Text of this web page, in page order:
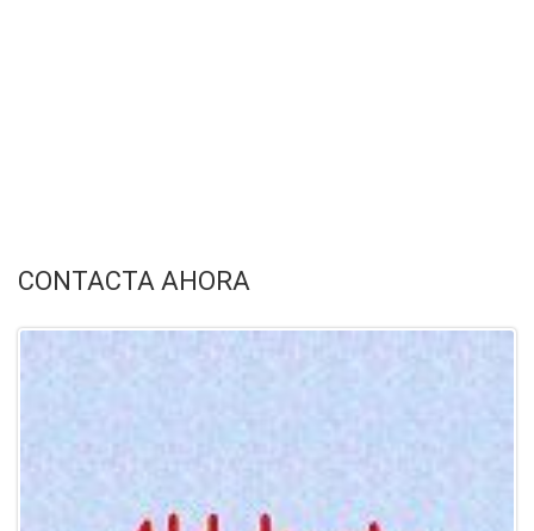
CONTACTA AHORA